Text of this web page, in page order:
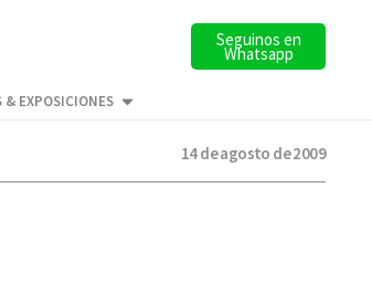
Seguinos en
Whatsapp
& EXPOSICIONES
14 de agosto de 2009